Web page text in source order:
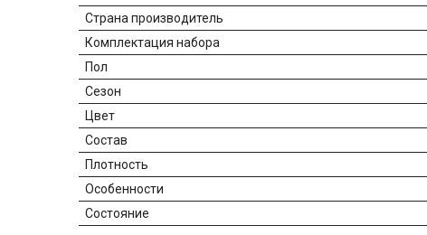
Страна производитель
Комплектация набора
Пол
Сезон
Цвет
Состав
Плотность
Особенности
Состояние